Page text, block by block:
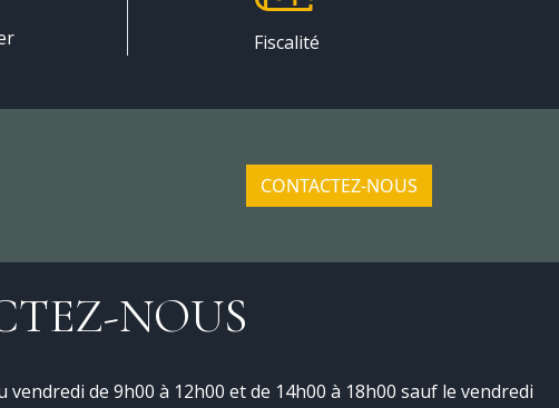
Fiscalité
CONTACTEZ-NOUS
NOUS
de 9h00 à 12h00 et de 14h00 à 18h00 sauf le vendredi